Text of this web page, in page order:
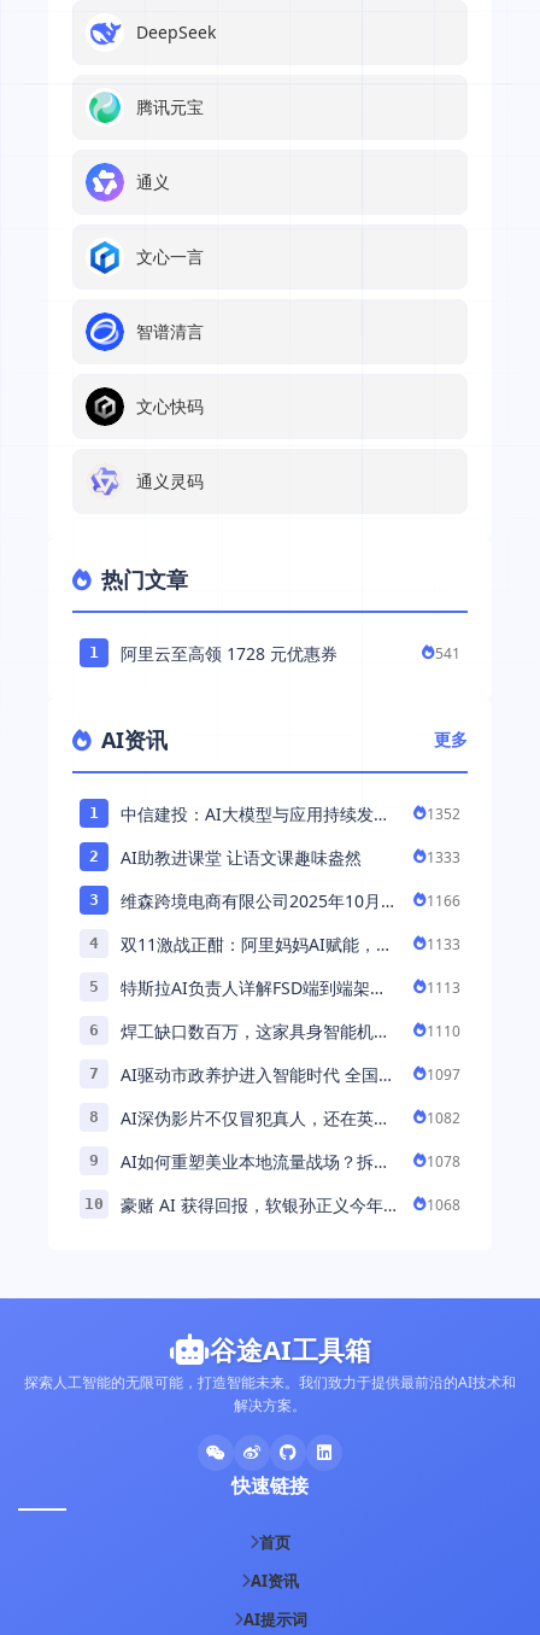
DeepSeek
腾讯元宝
通义
文心一言
智谱清言
文心快码
通义灵码
热门文章
1 阿里云至高领 1728 元优惠券 541
AI资讯 更多
1
中信建投：AI大模型与应用持续发展
1352
2 AI助教进课堂 让语文课趣味盎然 1333
3
维森跨境电商有限公司2025年10月落
1166
4
双11激战正酣：阿里妈妈AI赋能，助
1133
5
特斯拉AI负责人详解FSD端到端架
能 ...
1113
6
焊工缺口数百万，这家具身智能机器
1110
7
AI驱动市政养护进入智能时代 全国首
1097
8
AI深伪影片不仅冒犯真人，还在英国
1082
9
AI如何重塑美业本地流量战场？拆
1078
10
豪赌 AI 获得回报，软银孙正义今年财
1068
谷途AI工具箱
探索人工智能的无限可能，打造智能未来。我们致力于提供最前沿的AI技术和
解决方案。
快速链接
首页
AI资讯
AI提示词